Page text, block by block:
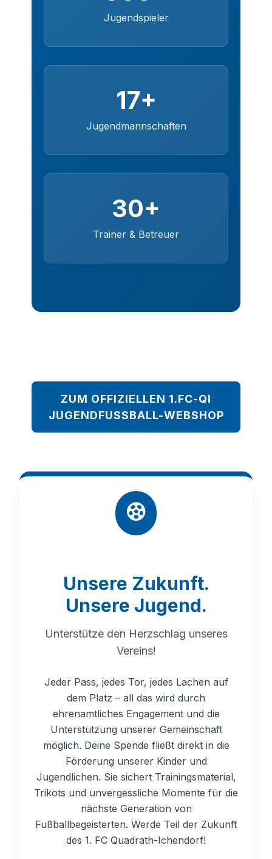
Jugendspieler
17+
Jugendmannschaften
30+
Trainer & Betreuer
ZUM OFFIZIELLEN 1.FC-QI
JUGENDFUSSBALL-WEBSHOP
Unsere Zukunft.
Unsere Jugend.
Unterstütze den Herzschlag unseres
Vereins!
Jeder Pass, jedes Tor, jedes Lachen auf
dem Platz – all das wird durch
ehrenamtliches Engagement und die
Unterstützung unserer Gemeinschaft
möglich. Deine Spende fließt direkt in die
Förderung unserer Kinder und
Jugendlichen. Sie sichert Trainingsmaterial,
Trikots und unvergessliche Momente für die
nächste Generation von
Fußballbegeisterten. Werde Teil der Zukunft
des 1. FC Quadrath-Ichendorf!